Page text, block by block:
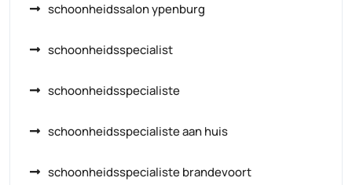
schoonheidssalon ypenburg
schoonheidsspecialist
schoonheidsspecialiste
schoonheidsspecialiste aan huis
schoonheidsspecialiste brandevoort